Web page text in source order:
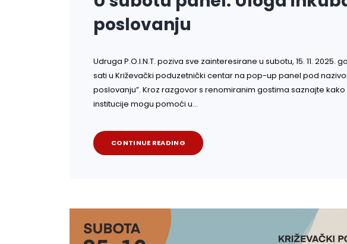
poslovanju
Udruga P.O.I.N.T. poziva sve zainteresirane u subotu, 15. 11. 2025.
sati u Križevački poduzetnički centar na pop-up panel pod
poslovanju”. Kroz razgovor s renomiranim gostima saznajte
institucije mogu pomoći u…
CONTINUE READING